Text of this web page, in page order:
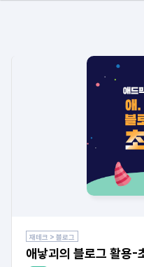
재테크 > 블로그
애낳괴의 블로그 활용